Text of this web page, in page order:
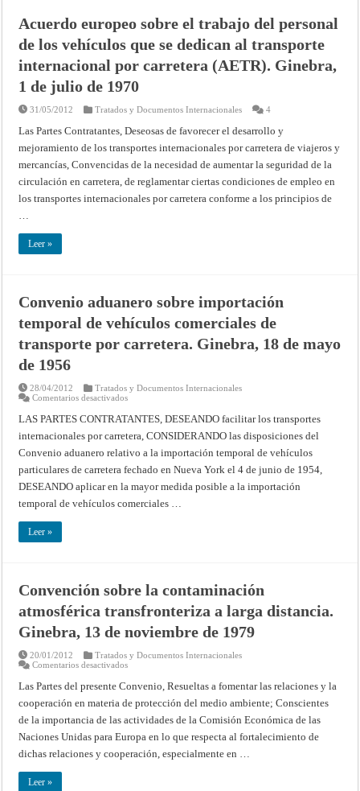
1994
Acuerdo europeo sobre el trabajo del personal
de los vehículos que se dedican al transporte
internacional por carretera (AETR). Ginebra,
1 de julio de 1970
31/05/2012 Tratados y Documentos Internacionales 4
Las Partes Contratantes, Deseosas de favorecer el desarrollo y
mejoramiento de los transportes internacionales por carretera de viajeros y
mercancías, Convencidas de la necesidad de aumentar la seguridad de la
circulación en carretera, de reglamentar ciertas condiciones de empleo en
los transportes internacionales por carretera conforme a los principios de
Leer »
Convenio aduanero sobre importación
temporal de vehículos comerciales de
transporte por carretera. Ginebra, 18 de mayo
de 1956
28/04/2012
Tratados y Documentos Internacionales
Comentarios desactivadosen
aduanero
sobre
importación
de
vehículos
comerciales
de
transporte
por
LAS PARTES CONTRATANTES, DESEANDO facilitar los transportes
internacionales por carretera, CONSIDERANDO las disposiciones del
Convenio aduanero relativo a la importación temporal de vehículos
particulares de carretera fechado en Nueva York el 4 de junio de 1954,
DESEANDO aplicar en la mayor medida posible a la importación
temporal de vehículos comerciales …
Leer »
Convención sobre la contaminación
atmosférica transfronteriza a larga distancia.
Ginebra, 13 de noviembre de 1979
20/01/2012
Tratados y Documentos Internacionales
Comentarios desactivadosen
sobre
la
contaminación
atmosférica
transfronteriza
larga
distancia.
Ginebra,
Las Partes del presente Convenio, Resueltas a fomentar las relaciones y la
cooperación en materia de protección del medio ambiente; Conscientes
de la importancia de las actividades de la Comisión Económica de las
Naciones Unidas para Europa en lo que respecta al fortalecimiento de
dichas relaciones y cooperación, especialmente en …
Leer »